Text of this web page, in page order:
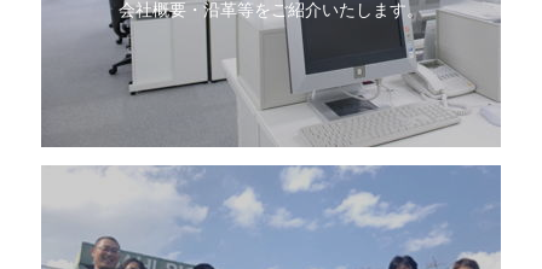
会社概要・沿革等をご紹介いたします。